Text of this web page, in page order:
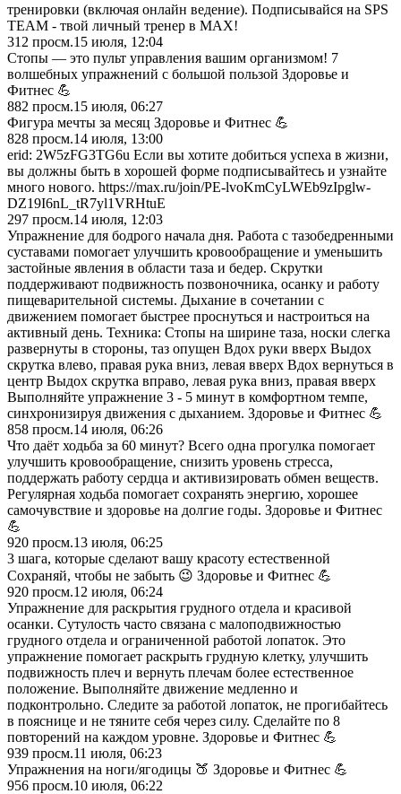
тренировки (включая онлайн ведение). Подписывайся на SPS
TEAM - твой личный тренер в MAX!
312 просм.15 июля, 12:04
Стопы — это пульт управления вашим организмом! 7
волшебных упражнений с большой пользой Здоровье и
Фитнес 💪
882 просм.15 июля, 06:27
Фигура мечты за месяц Здоровье и Фитнес 💪
828 просм.14 июля, 13:00
erid: 2W5zFG3TG6u Если вы хотите добиться успеха в жизни,
вы должны быть в хорошей форме подписывайтесь и узнайте
много нового. https://max.ru/join/PE-lvoKmCyLWEb9zIpglw-
DZ19I6nL_tR7yl1VRHtuE
297 просм.14 июля, 12:03
Упражнение для бодрого начала дня. Работа с тазобедренными
суставами помогает улучшить кровообращение и уменьшить
застойные явления в области таза и бедер. Скрутки
поддерживают подвижность позвоночника, осанку и работу
пищеварительной системы. Дыхание в сочетании с
движением помогает быстрее проснуться и настроиться на
активный день. Техника: Стопы на ширине таза, носки слегка
развернуты в стороны, таз опущен Вдох руки вверх Выдох
скрутка влево, правая рука вниз, левая вверх Вдох вернуться в
центр Выдох скрутка вправо, левая рука вниз, правая вверх
Выполняйте упражнение 3 - 5 минут в комфортном темпе,
синхронизируя движения с дыханием. Здоровье и Фитнес 💪
858 просм.14 июля, 06:26
Что даёт ходьба за 60 минут? Всего одна прогулка помогает
улучшить кровообращение, снизить уровень стресса,
поддержать работу сердца и активизировать обмен веществ.
Регулярная ходьба помогает сохранять энергию, хорошее
самочувствие и здоровье на долгие годы. Здоровье и Фитнес
💪
920 просм.13 июля, 06:25
3 шага, которые сделают вашу красоту естественной
Сохраняй, чтобы не забыть 😉 Здоровье и Фитнес 💪
920 просм.12 июля, 06:24
Упражнение для раскрытия грудного отдела и красивой
осанки. Сутулость часто связана с малоподвижностью
грудного отдела и ограниченной работой лопаток. Это
упражнение помогает раскрыть грудную клетку, улучшить
подвижность плеч и вернуть плечам более естественное
положение. Выполняйте движение медленно и
подконтрольно. Следите за работой лопаток, не прогибайтесь
в пояснице и не тяните себя через силу. Сделайте по 8
повторений на каждом уровне. Здоровье и Фитнес 💪
939 просм.11 июля, 06:23
Упражнения на ноги/ягодицы 🍑 Здоровье и Фитнес 💪
956 просм.10 июля, 06:22